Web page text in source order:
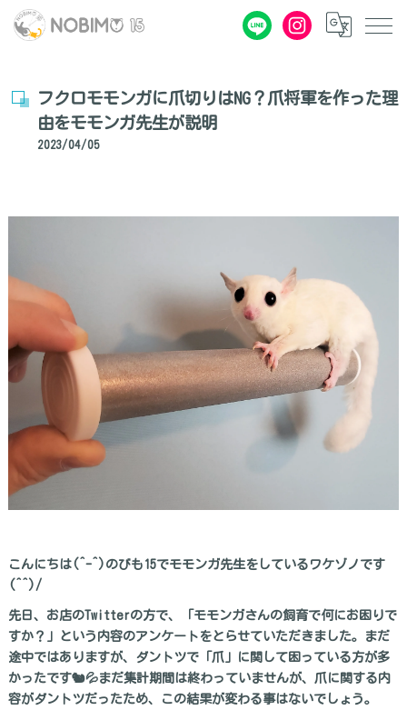
フクロモモンガに爪切りはNG？爪将軍を作った理
由をモモンガ先生が説明
2023/04/05
こんにちは(^-^)のびも15でモモンガ先生をしているワケゾノです
(^^)/
先日、お店のTwitterの方で、「モモンガさんの飼育で何にお困りで
すか？」という内容のアンケートをとらせていただきました。まだ
途中ではありますが、ダントツで「爪」に関して困っている方が多
かったです🐿💦まだ集計期間は終わっていませんが、爪に関する内
容がダントツだったため、この結果が変わる事はないでしょう。